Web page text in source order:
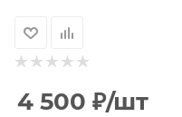
4 500 ₽/шт